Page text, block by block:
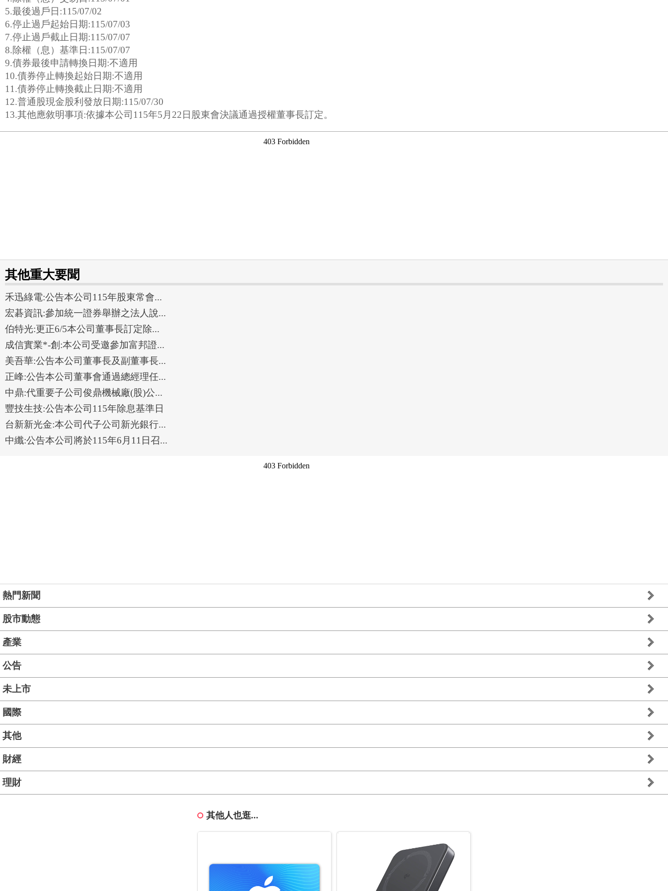
5.最後過戶日:115/07/02
6.停止過戶起始日期:115/07/03
7.停止過戶截止日期:115/07/07
8.除權（息）基準日:115/07/07
9.債券最後申請轉換日期:不適用
10.債券停止轉換起始日期:不適用
11.債券停止轉換截止日期:不適用
12.普通股現金股利發放日期:115/07/30
13.其他應敘明事項:依據本公司115年5月22日股東會決議通過授權董事長訂定。
其他重大要聞
禾迅綠電:公告本公司115年股東常會...
宏碁資訊:參加統一證券舉辦之法人說...
伯特光:更正6/5本公司董事長訂定除...
成信實業*-創:本公司受邀參加富邦證...
美吾華:公告本公司董事長及副董事長...
正峰:公告本公司董事會通過總經理任...
中鼎:代重要子公司俊鼎機械廠(股)公...
豐技生技:公告本公司115年除息基準日
台新新光金:本公司代子公司新光銀行...
中纖:公告本公司將於115年6月11日召...
熱門新聞
股市動態
產業
公告
未上市
國際
其他
財經
理財
其他人也逛...